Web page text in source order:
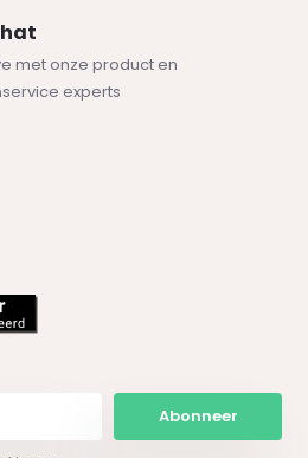
met onze product en
experts
Abonneer